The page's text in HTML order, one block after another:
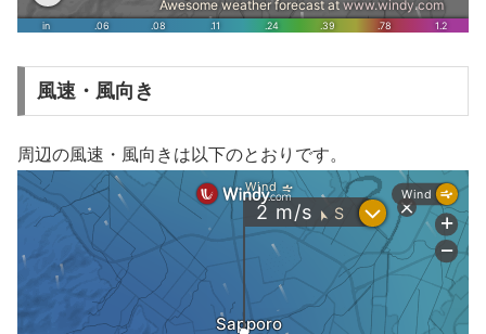
風速・風向き
周辺の風速・風向きは以下のとおりです。